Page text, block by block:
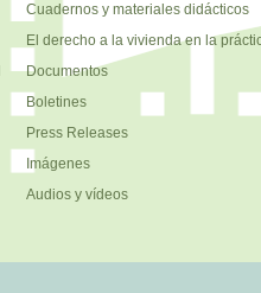
Cuadernos y materiales didácticos
El derecho a la vivienda en la
Documentos
Boletines
Press Releases
Imágenes
Audios y vídeos